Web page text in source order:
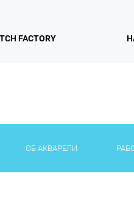
FACTORY
ОБ АКВАРЕЛИ